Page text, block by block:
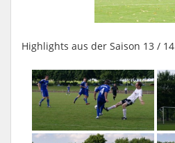
Highlights aus der Saison 13 / 14